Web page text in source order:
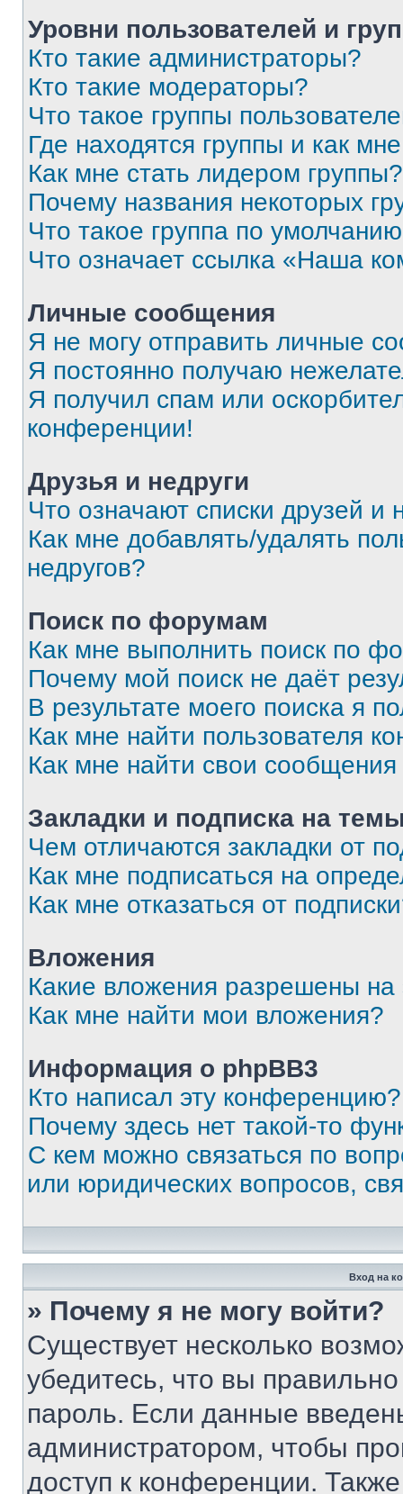
Уровни пользователей и
Кто такие администраторы?
Кто такие модераторы?
Что такое группы
Где находятся группы и как
Как мне стать лидером группы?
Почему названия некоторых
Что такое группа по
Что означает ссылка «Наша
Личные сообщения
Я не могу отправить личные
Я постоянно получаю
Я получил спам или
конференции!
Друзья и недруги
Что означают списки друзей и
Как мне добавлять/удалять
недругов?
Поиск по форумам
Как мне выполнить поиск по
Почему мой поиск не даёт
В результате моего поиска я
Как мне найти пользователя
Как мне найти свои
Закладки и подписка на
Чем отличаются закладки от
Как мне подписаться на
Как мне отказаться от
Вложения
Какие вложения разрешены
Как мне найти мои вложения?
Информация о phpBB3
Кто написал эту конференцию?
Почему здесь нет такой-то
С кем можно связаться по
или юридических вопросов,
Вход на
» Почему я не могу войти?
Существует несколько
убедитесь, что вы
пароль. Если данные
администратором, чтобы
доступ к конференции.